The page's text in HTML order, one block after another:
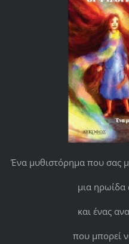
Ένα μυθιστόρημα που σας
μια ηρωίδα
και ένας
που μπορεί